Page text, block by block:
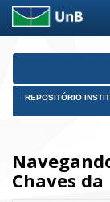
Skip
REPOSITÓRIO
Chaves da